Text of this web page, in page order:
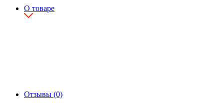
О товаре
Отзывы (0)